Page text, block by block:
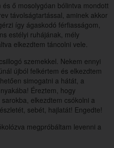
ő mosolygóan bólintva mondott
távolságtartással, aminek akkor
így ágaskodó férfiasságom,
estélyi ruhájának, mély
elkezdtem táncolni vele.
szemekkel. Nekem ennyi
újból felkértem és elkezdtem
simogatni a hátát, a
Éreztem, hogy
elkezdtem csókolni a
sebét, hajlatát! Engedte!
megpróbáltam levenni a